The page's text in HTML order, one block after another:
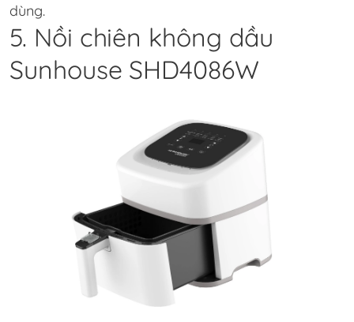
dùng.
5. Nồi chiên không dầu
Sunhouse SHD4086W